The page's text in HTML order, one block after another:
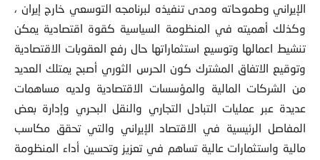
الإيراني وطموحاته ومدى تنفيذه لبرنامجه التوسعي خارج إيران ،
وكذلك أهميته في المنظومة السياسية كقوة اقتصادية يمكن
تنشيط اعمالها وتوسيع استثماراتها حال رفع العقوبات الاقتصادية
وتوقيع الاتفاق المشترك كون الحرس الثوري أصبح يمتلك العديد
من الشركات المالية والمؤسسات الاقتصادية ولديه مساهمات
عديدة عبر عمليات التبادل التجاري والنقل البحري وإدارة بعض
المفاصل الرئيسية في الاقتصاد الإيراني والتي تحقق مكاسب
مالية واستثمارات عالية تساهم في تعزيز وتحسين أداء المنظومة